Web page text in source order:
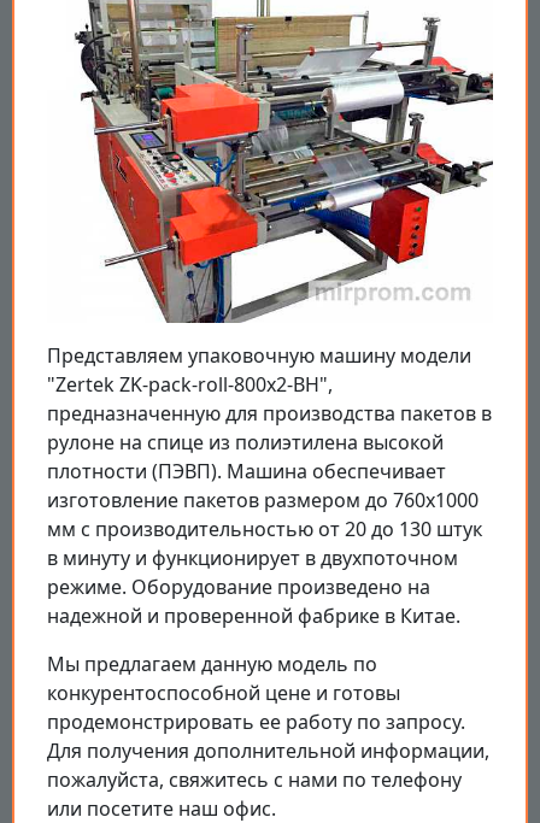
Представляем упаковочную машину модели
"Zertek ZK-pack-roll-800x2-BH",
предназначенную для производства пакетов в
рулоне на спице из полиэтилена высокой
плотности (ПЭВП). Машина обеспечивает
изготовление пакетов размером до 760x1000
мм с производительностью от 20 до 130 штук
в минуту и функционирует в двухпоточном
режиме. Оборудование произведено на
надежной и проверенной фабрике в Китае.
Мы предлагаем данную модель по
конкурентоспособной цене и готовы
продемонстрировать ее работу по запросу.
Для получения дополнительной информации,
пожалуйста, свяжитесь с нами по телефону
или посетите наш офис.